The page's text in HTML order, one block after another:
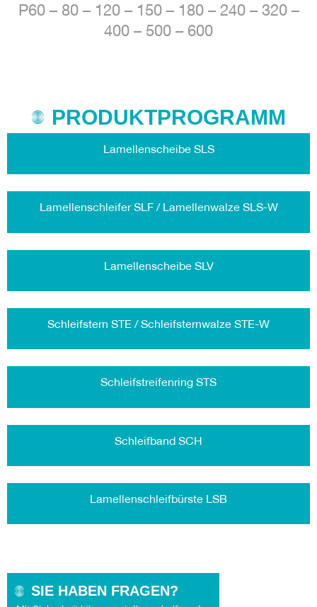
P60 – 80 – 120 – 150 – 180 – 240 – 320 –
400 – 500 – 600
PRODUKTPROGRAMM
Lamellenscheibe SLS
Lamellenschleifer SLF / Lamellenwalze SLS-W
Lamellenscheibe SLV
Schleifstern STE / Schleifsternwalze STE-W
Schleifstreifenring STS
Schleifband SCH
Lamellenschleifbürste LSB
SIE HABEN FRAGEN?